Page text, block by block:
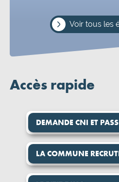
Voir tous les
Accès rapide
DEMANDE CNI ET
LA COMMUNE